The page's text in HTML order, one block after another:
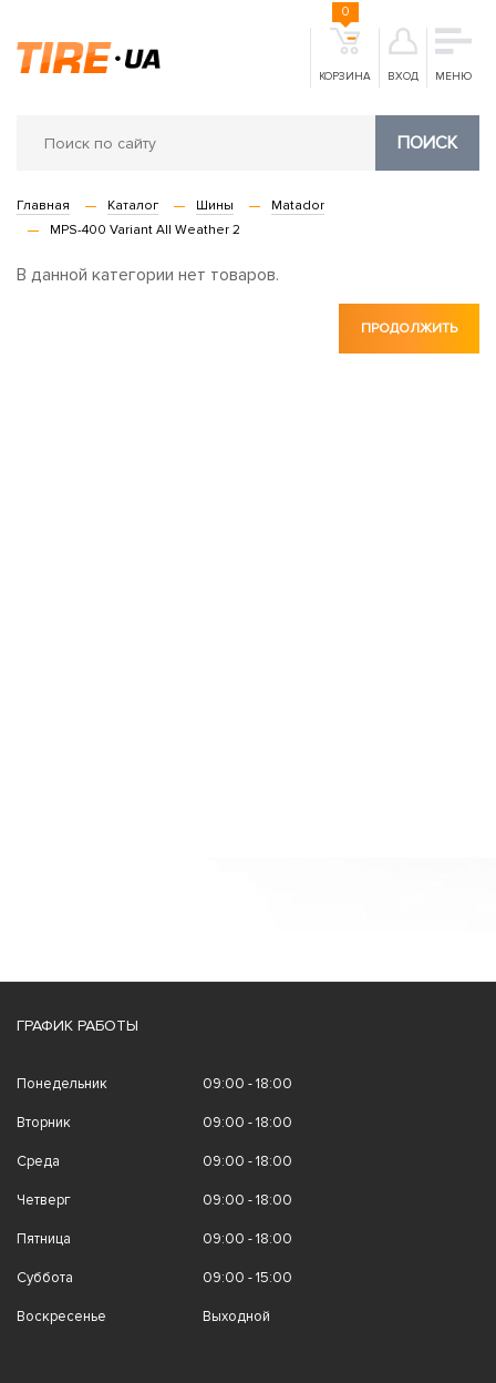
КОРЗИНА
0
ВХОД МЕНЮ
ПОИСК
Главная Каталог Шины
Matador
MPS-400 Variant All Weather 2
В данной категории нет товаров.
ПРОДОЛЖИТЬ
ГРАФИК РАБОТЫ
Понедельник 09:00 - 18:00
Вторник 09:00 - 18:00
Среда 09:00 - 18:00
Четверг 09:00 - 18:00
Пятница 09:00 - 18:00
Суббота 09:00 - 15:00
Воскресенье Выходной